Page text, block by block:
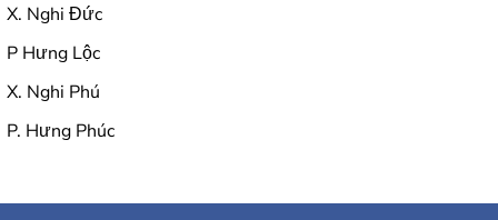
X. Nghi Đức
P Hưng Lộc
X. Nghi Phú
P. Hưng Phúc